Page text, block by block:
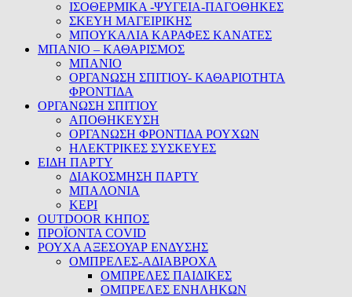
ΙΣΟΘΕΡΜΙΚΑ -ΨΥΓΕΙΑ-ΠΑΓΟΘΗΚΕΣ
ΣΚΕΥΗ ΜΑΓΕΙΡΙΚΗΣ
ΜΠΟΥΚΑΛΙΑ ΚΑΡΑΦΕΣ ΚΑΝΑΤΕΣ
ΜΠΑΝΙΟ – ΚΑΘΑΡΙΣΜΟΣ
ΜΠΑΝΙΟ
ΟΡΓΑΝΩΣΗ ΣΠΙΤΙΟΥ- ΚΑΘΑΡΙΟΤΗΤΑ
ΦΡΟΝΤΙΔΑ
ΟΡΓΑΝΩΣΗ ΣΠΙΤΙΟΥ
ΑΠΟΘΗΚΕΥΣΗ
ΟΡΓΑΝΩΣΗ ΦΡΟΝΤΙΔΑ ΡΟΥΧΩΝ
ΗΛΕΚΤΡΙΚΕΣ ΣΥΣΚΕΥΕΣ
ΕΙΔΗ ΠΑΡΤΥ
ΔΙΑΚΟΣΜΗΣΗ ΠΑΡΤΥ
ΜΠΑΛΟΝΙΑ
ΚΕΡΙ
OUTDOOR ΚΗΠΟΣ
ΠΡΟΪΟΝΤΑ COVID
ΡΟΥΧΑ ΑΞΕΣΟΥΑΡ ΕΝΔΥΣΗΣ
ΟΜΠΡΕΛΕΣ-ΑΔΙΑΒΡΟΧΑ
ΟΜΠΡΕΛΕΣ ΠΑΙΔΙΚΕΣ
ΟΜΠΡΕΛΕΣ ΕΝΗΛΗΚΩΝ